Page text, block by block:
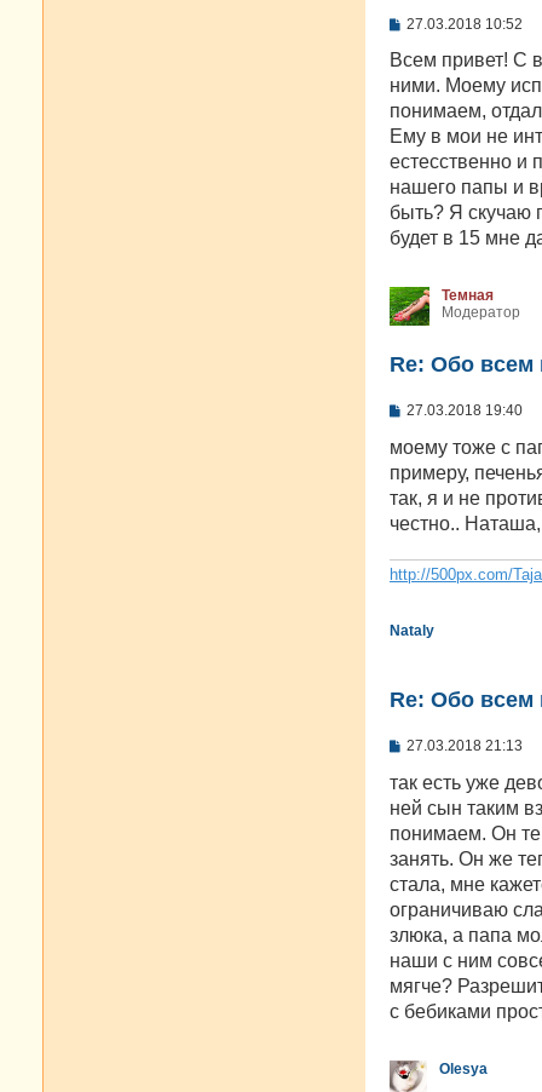
С
о
щ
е
и
е
27.03.2018 10:52
Всем привет! С
ними. Моему
понимаем,
Ему в мои не
естесственно и
нашего папы и
быть? Я скучаю
будет в 15 мне
Темная
Модератор
Re: Oбо всем
С
о
щ
е
и
27.03.2018 19:40
моему тоже с
примеру,
так, я и не
честно..
http://500px.com/
Nataly
Re: Oбо всем
С
о
щ
е
и
е
27.03.2018 21:13
так есть уже
ней сын таким
понимаем. Он
занять. Он же
стала, мне
ограничиваю
злюка, а папа
наши с ним
мягче?
с бебиками
Olesya